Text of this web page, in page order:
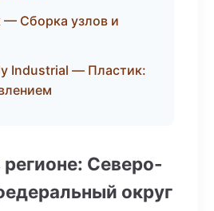
Сборка узлов и
Industrial — Пластик:
Северо-
округ